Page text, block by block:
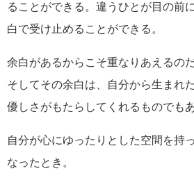
ることができる。違うひとが目の前
白で受け止めることができる。
余白があるからこそ重なりあえるのだ
そしてその余白は、自分から生まれ
優しさがもたらしてくれるものでもあ
自分が心にゆったりとした空間を持
なったとき。